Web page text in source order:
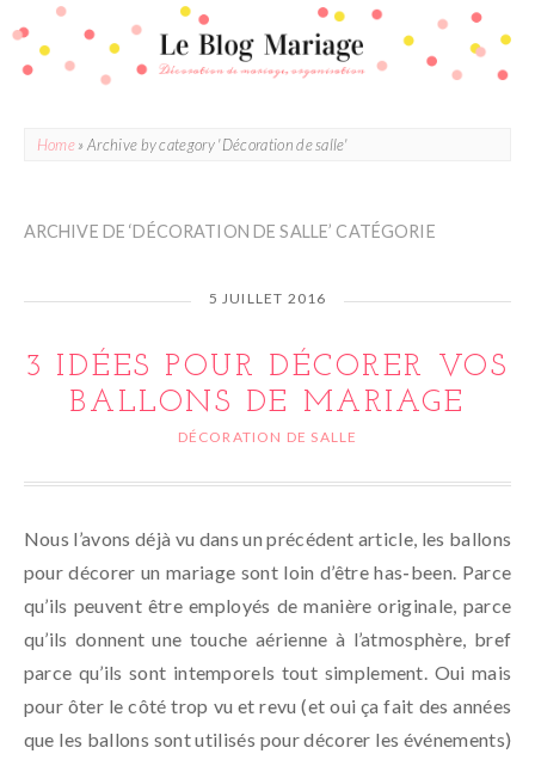
Home»Archive by category 'Décoration de salle'
ARCHIVE DE ‘DÉCORATION DE SALLE’ CATÉGORIE
5 JUILLET 2016
3 IDÉES POUR DÉCORER VOS
BALLONS DE MARIAGE
DÉCORATION DE SALLE
Nous l’avons déjà vu dans un précédent article, les ballons
pour décorer un mariage sont loin d’être has-been. Parce
qu’ils peuvent être employés de manière originale, parce
qu’ils donnent une touche aérienne à l’atmosphère, bref
parce qu’ils sont intemporels tout simplement. Oui mais
pour ôter le côté trop vu et revu (et oui ça fait des années
que les ballons sont utilisés pour décorer les événements)